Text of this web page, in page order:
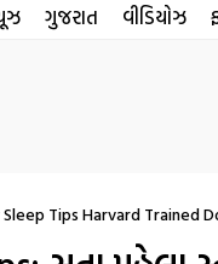
ગુજરાત વીડિયોઝ
Tips Harvard Trained